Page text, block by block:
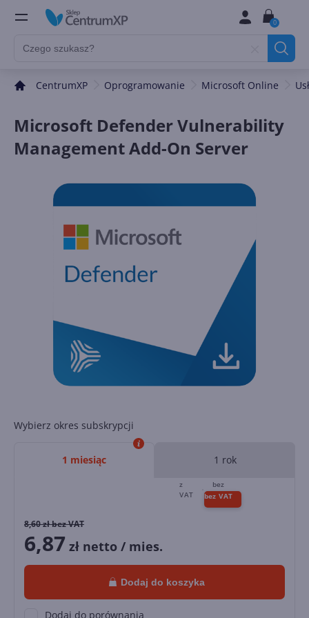
0
CentrumXP Oprogramowanie Microsoft Online
Microsoft Defender Vulnerability
Management Add-On Server
Wybierz okres subskrypcji
1 miesiąc 1 rok
8,60zł bez VAT
6,87 zł netto / mies.
Dodaj do koszyka
Dodaj do porównania